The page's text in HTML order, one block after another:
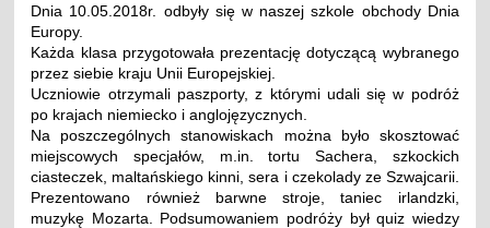
Dnia 10.05.2018r. odbyły się w naszej szkole obchody Dnia
Europy.
Każda klasa przygotowała prezentację dotyczącą wybranego
przez siebie kraju Unii Europejskiej.
Uczniowie otrzymali paszporty, z którymi udali się w podróż
po krajach niemiecko i anglojęzycznych.
Na poszczególnych stanowiskach można było skosztować
miejscowych specjałów, m.in. tortu Sachera, szkockich
ciasteczek, maltańskiego kinni, sera i czekolady ze Szwajcarii.
Prezentowano również barwne stroje, taniec irlandzki,
muzykę Mozarta. Podsumowaniem podróży był quiz wiedzy